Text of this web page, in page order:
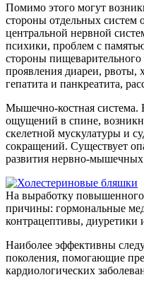
Помимо этого могут
стороны отдельных систем
центральной нервной
психики, проблем с
стороны пищеварительного
проявления диареи, рвоты,
гепатита и панкреатита,
Мышечно-костная система.
ощущений в спине,
скелетной мускулатуры и
сокращений. Существует
развития нервно-мышечных
На выработку
причины: гормональные
контрацептивы, диуретики
Наиболее эффективны
поколения, помогающие
кардиологических